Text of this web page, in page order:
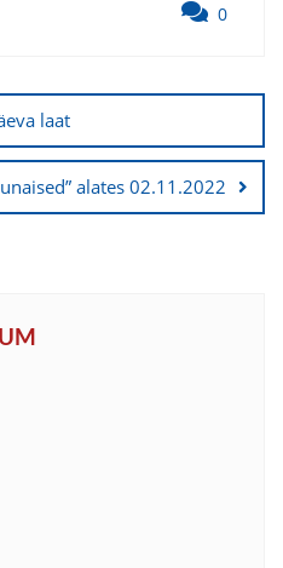
0
laat
alates 02.11.2022